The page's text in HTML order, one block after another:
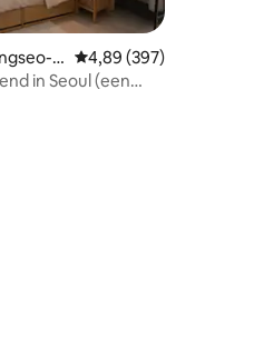
5, 278 recensies
g Gemiddelde
4,89 (397)
in Seoul (een